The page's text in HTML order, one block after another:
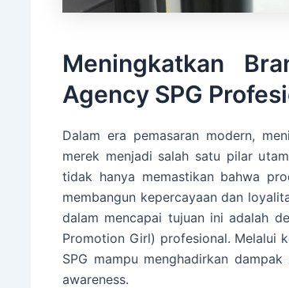
Meningkatkan
Agency SPG
Dalam era pemasaran modern,
merek menjadi salah satu pilar
tidak hanya memastikan bahwa
membangun kepercayaan dan
dalam mencapai tujuan ini adalah
Promotion Girl) profesional. Melalui
SPG mampu menghadirkan
awareness.